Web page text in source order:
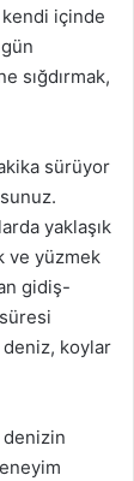
içinde
sığdırmak,
sürüyor
yaklaşık
ve yüzmek
gidiş-
deniz, koylar
denizin